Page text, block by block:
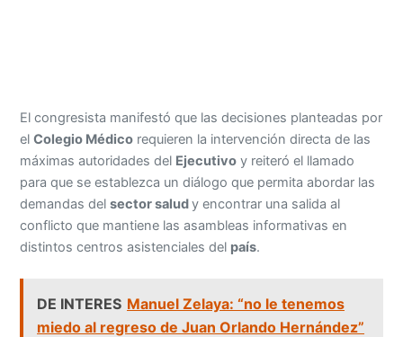
El congresista manifestó que las decisiones planteadas por
elColegio Médico requieren la intervención directa de las
máximas autoridades del Ejecutivo y reiteró el llamado
para que se establezca un diálogo que permita abordar las
demandas delsector saludy encontrar una salida al
conflicto que mantiene las asambleas informativas en
distintos centros asistenciales del país.
DE INTERES Manuel Zelaya: “no le tenemos
miedo al regreso de Juan Orlando Hernández”